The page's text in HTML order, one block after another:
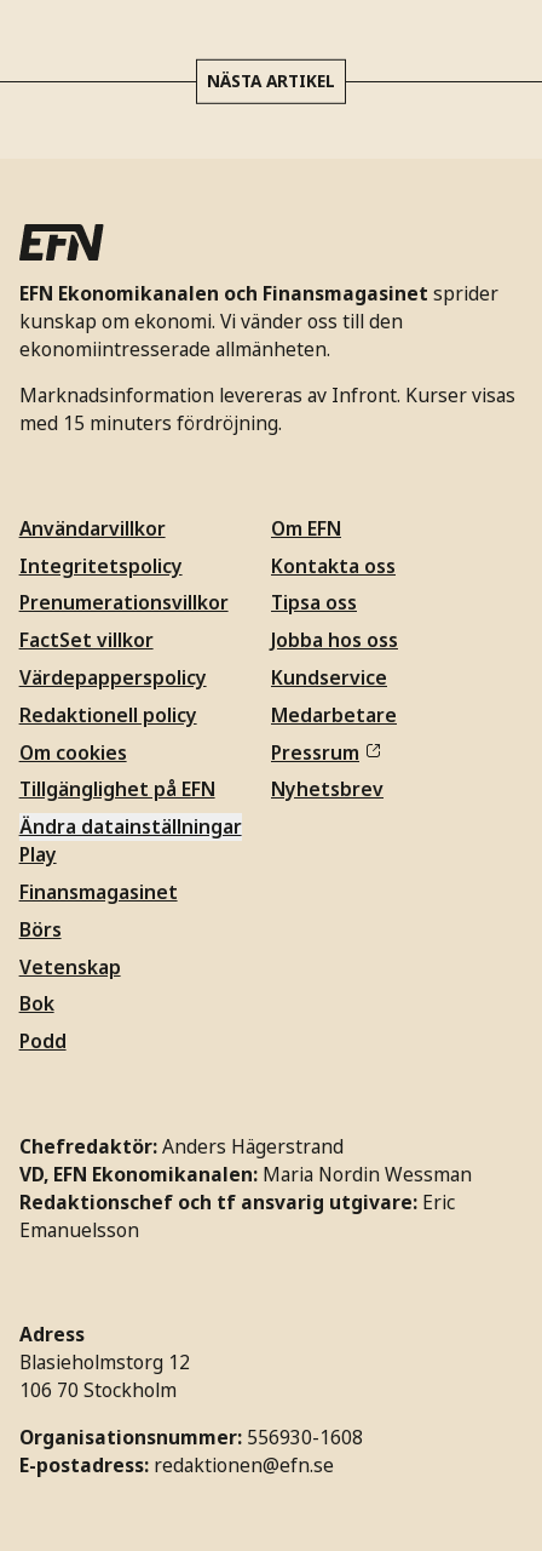
NÄSTA ARTIKEL
EFN Ekonomikanalen och Finansmagasinet sprider
kunskap om ekonomi. Vi vänder oss till den
ekonomiintresserade allmänheten.
Marknadsinformation levereras av Infront. Kurser visas
med 15 minuters fördröjning.
Användarvillkor
Integritetspolicy
Prenumerationsvillkor
FactSet villkor
Värdepapperspolicy
Redaktionell policy
Om cookies
Tillgänglighet på EFN
Ändra datainställningar
Om EFN
Kontakta oss
Tipsa oss
Jobba hos oss
Kundservice
Medarbetare
Pressrum
Nyhetsbrev
Play
Finansmagasinet
Börs
Vetenskap
Bok
Podd
Chefredaktör:Anders Hägerstrand
VD, EFN Ekonomikanalen: Maria Nordin Wessman
Redaktionschef och tf ansvarig utgivare: Eric
Emanuelsson
Adress
Blasieholmstorg 12
106 70 Stockholm
Organisationsnummer: 556930-1608
E-postadress: redaktionen@efn.se